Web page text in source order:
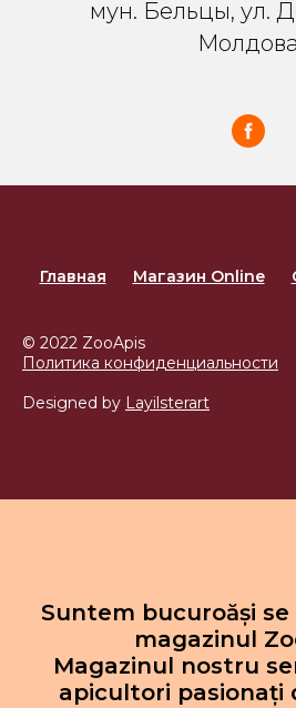
мун. Бельцы, ул.
Молдова
Главная Магазин Online
© 2022 ZooApis
Политика конфиденциальности
Designed by Layilsterart
Suntem bucuroăși
magazinul
Magazinul nostru
apicultori pasionați